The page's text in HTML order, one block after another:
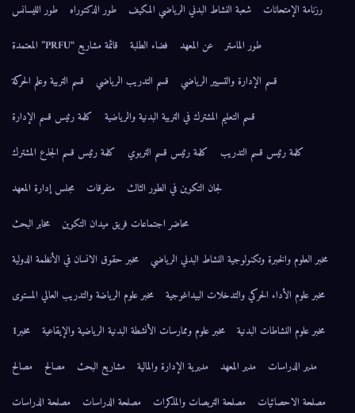
رزنامة الإمتحانات
شعبة النشاط البدني الرياضي المكيف طور الدكتوراه
طور الليسانس
طور الماستر
عن المعهد فضاء الطلبة
قائمة مشاريع “PRFU” المعتمدة
قسم الإدارة والتسيير الرياضي
قسم التدريب الرياضي
قسم التربية وعلم الحركة
قسم التعليم المشترك في التربية البدنية والرياضية
كلمة رئيس قسم الإدارة
كلمة رئيس قسم التدريب
كلمة رئيس قسم التربوي
كلمة رئيس قسم الجذع المشترك
لجان التكوين في الطور الثالث
متفرقات
مجلس إدارة المعهد
محاضر اجتماعات فريق ميدان التكوين
مخابر البحث
مخبر العلوم والخبرة وتكنولوجية النشاط البدني الرياضي
مخبر حقوق الانسان في الأنظمة الدولية
مخبر علوم الأداء الحركي والتدخلات البيداغوجية
مخبر علوم الرياضة والتدريب العالي المستوى
مخبر علوم النشاطات البدنية
مخبر علوم وممارسات الأنشطة البدنية الرياضية والإيقاعية
مخبر1
مدير الدراسات
مدير المعهد مديرية الإدارة والمالية مشاريع البحث مصالح
مصالح
مصلحة الاحصائيات
مصلحة التربصات والمذكرات مصلحة الدراسات
مصلحة الدراسات